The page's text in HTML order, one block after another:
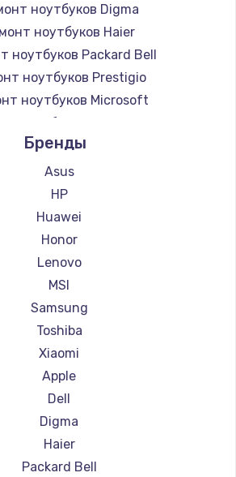
ноутбуков Digma
ноутбуков Haier
ноутбуков Packard Bell
ноутбуков Prestigio
ноутбуков Microsoft
ноутбуков Alienware
ноутбуков Aquarius
ноутбуков Gigabyte
ноутбуков Aorus
ноутбуков Maibenben
ноутбуков Getac
ноутбуков Epson
ноутбуков Philips
ноутбуков LG
ноутбуков Panasonic
ноутбуков Irbis
ноутбуков Thunderobot
ноутбуков Hasee
ноутбуков ZTE
ноутбуков Hiper
ноутбуков Evga
Бренды
Asus
HP
Huawei
Honor
Lenovo
MSI
Samsung
Toshiba
Xiaomi
Apple
Dell
Digma
Haier
Packard Bell